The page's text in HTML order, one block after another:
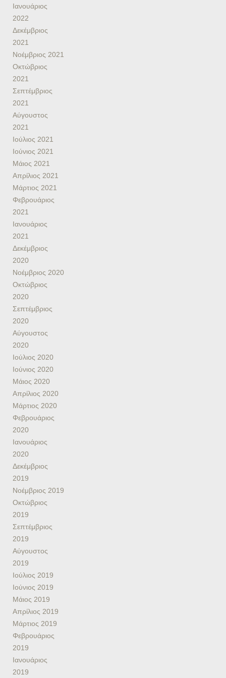
Ιανουάριος
2022
Δεκέμβριος
2021
Νοέμβριος 2021
Οκτώβριος
2021
Σεπτέμβριος
2021
Αύγουστος
2021
Ιούλιος 2021
Ιούνιος 2021
Μάιος 2021
Απρίλιος 2021
Μάρτιος 2021
Φεβρουάριος
2021
Ιανουάριος
2021
Δεκέμβριος
2020
Νοέμβριος 2020
Οκτώβριος
2020
Σεπτέμβριος
2020
Αύγουστος
2020
Ιούλιος 2020
Ιούνιος 2020
Μάιος 2020
Απρίλιος 2020
Μάρτιος 2020
Φεβρουάριος
2020
Ιανουάριος
2020
Δεκέμβριος
2019
Νοέμβριος 2019
Οκτώβριος
2019
Σεπτέμβριος
2019
Αύγουστος
2019
Ιούλιος 2019
Ιούνιος 2019
Μάιος 2019
Απρίλιος 2019
Μάρτιος 2019
Φεβρουάριος
2019
Ιανουάριος
2019